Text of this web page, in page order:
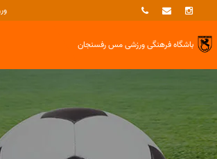
باشگاه فرهنگی ورزشیمس رفسنجان